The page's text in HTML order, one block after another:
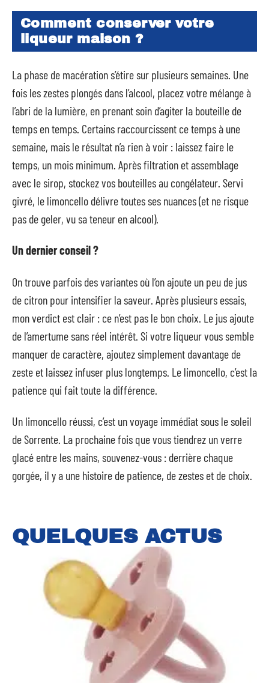
Comment conserver votre
liqueur maison ?
La phase de macération s’étire sur plusieurs semaines. Une
fois les zestes plongés dans l’alcool, placez votre mélange à
l’abri de la lumière, en prenant soin d’agiter la bouteille de
temps en temps. Certains raccourcissent ce temps à une
semaine, mais le résultat n’a rien à voir : laissez faire le
temps, un mois minimum. Après filtration et assemblage
avec le sirop, stockez vos bouteilles au congélateur. Servi
givré, le limoncello délivre toutes ses nuances (et ne risque
pas de geler, vu sa teneur en alcool).
Un dernier conseil ?
On trouve parfois des variantes où l’on ajoute un peu de jus
de citron pour intensifier la saveur. Après plusieurs essais,
mon verdict est clair : ce n’est pas le bon choix. Le jus ajoute
de l’amertume sans réel intérêt. Si votre liqueur vous semble
manquer de caractère, ajoutez simplement davantage de
zeste et laissez infuser plus longtemps. Le limoncello, c’est la
patience qui fait toute la différence.
Un limoncello réussi, c’est un voyage immédiat sous le soleil
de Sorrente. La prochaine fois que vous tiendrez un verre
glacé entre les mains, souvenez-vous : derrière chaque
gorgée, il y a une histoire de patience, de zestes et de choix.
QUELQUES ACTUS